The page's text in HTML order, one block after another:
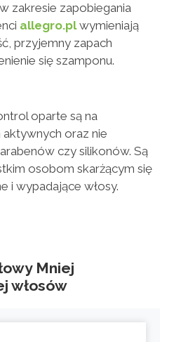
zakresie zapobiegania
allegro.plwymieniają
przyjemny zapach
się szamponu.
oparte są na
aktywnych oraz nie
czy silikonów. Są
osobom skarżącym się
i wypadające włosy.
Mniej
włosów